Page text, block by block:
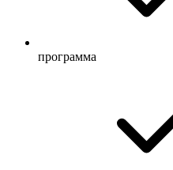
программа